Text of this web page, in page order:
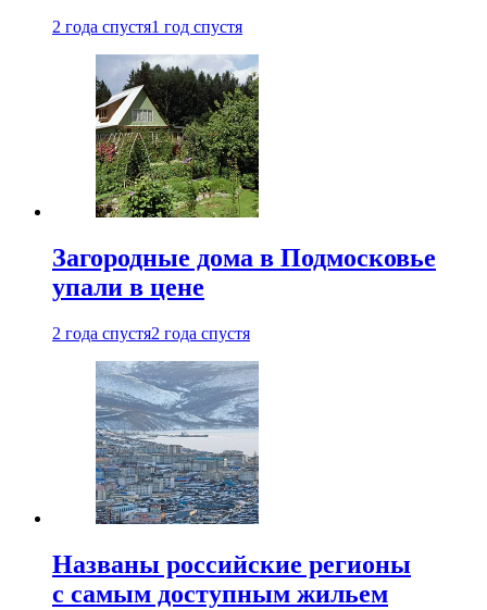
2 года спустя1 год спустя
Загородные дома в Подмосковье
упали в цене
2 года спустя2 года спустя
Названы российские регионы
с самым доступным жильем